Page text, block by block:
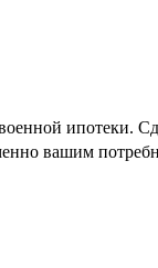
ипотеки.
вашим